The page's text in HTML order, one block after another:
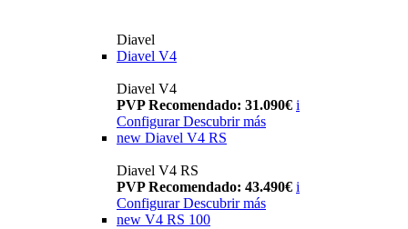
Diavel
Diavel V4
Diavel V4
PVP Recomendado: 31.090€ i
Configurar Descubrir más
new Diavel V4 RS
Diavel V4 RS
PVP Recomendado: 43.490€ i
Configurar Descubrir más
new V4 RS 100